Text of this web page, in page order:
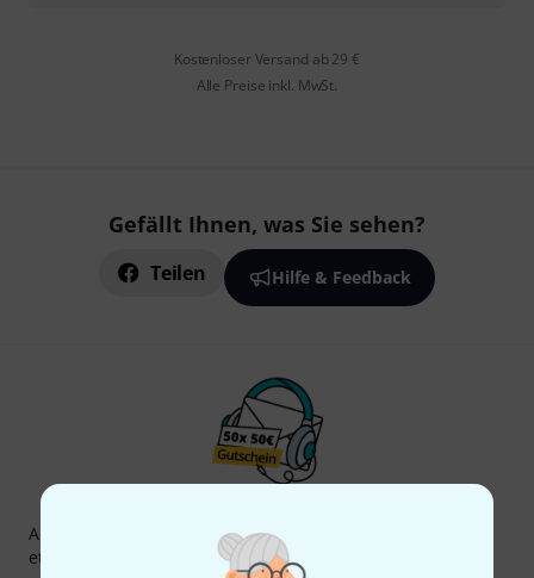
Kostenloser Versand ab 29 €
Alle Preise inkl. MwSt.
Gefällt Ihnen, was Sie sehen?
Teilen Hilfe & Feedback
Abonniere den Thomann Newsletter und gewinne mit
etwas Glück einen von
50 Gutscheinen